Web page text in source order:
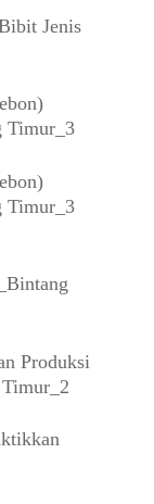
Jenis
Timur_3
Timur_3
Produksi